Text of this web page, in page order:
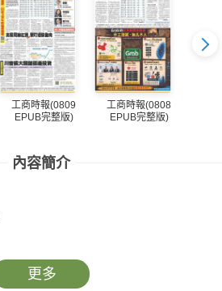
工商時報(0809
EPUB完整版)
工商時報(0808
EPUB完整版)
內容簡介
更多